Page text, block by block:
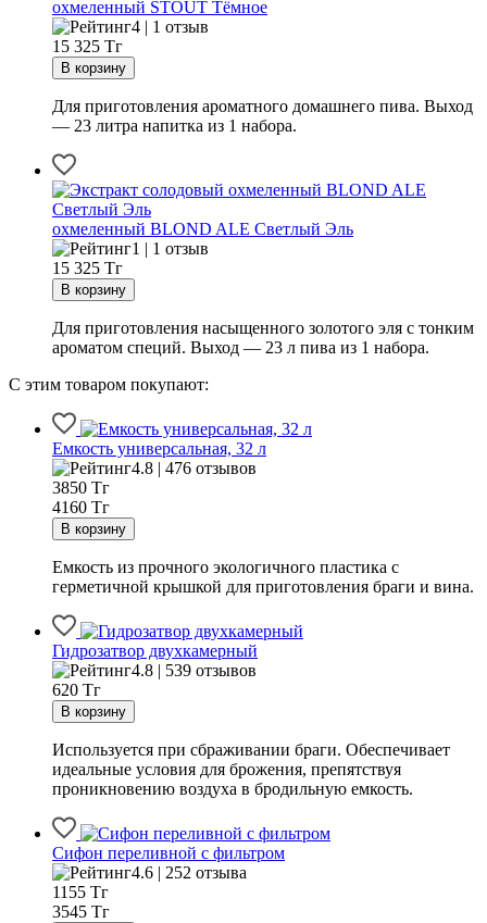
охмеленный STOUT Тёмное
4 | 1 отзыв
15 325 Тг
Для приготовления ароматного домашнего пива. Выход
— 23 литра напитка из 1 набора.
охмеленный BLOND ALE Светлый Эль
1 | 1 отзыв
15 325 Тг
Для приготовления насыщенного золотого эля с тонким
ароматом специй. Выход — 23 л пива из 1 набора.
С этим товаром покупают:
Емкость универсальная, 32 л
4.8 | 476 отзывов
3850 Тг
4160 Тг
Емкость из прочного экологичного пластика с
герметичной крышкой для приготовления браги и вина.
Гидрозатвор двухкамерный
4.8 | 539 отзывов
620 Тг
Используется при сбраживании браги. Обеспечивает
идеальные условия для брожения, препятствуя
проникновению воздуха в бродильную емкость.
Сифон переливной с фильтром
4.6 | 252 отзыва
1155 Тг
3545 Тг